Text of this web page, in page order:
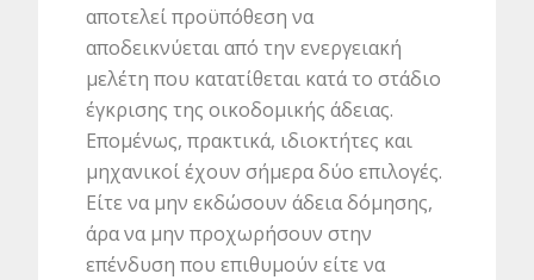
αποτελεί προϋπόθεση να
αποδεικνύεται από την ενεργειακή
μελέτη που κατατίθεται κατά το στάδιο
έγκρισης της οικοδομικής άδειας.
Επομένως, πρακτικά, ιδιοκτήτες και
μηχανικοί έχουν σήμερα δύο επιλογές.
Είτε να μην εκδώσουν άδεια δόμησης,
άρα να μην προχωρήσουν στην
επένδυση που επιθυμούν είτε να